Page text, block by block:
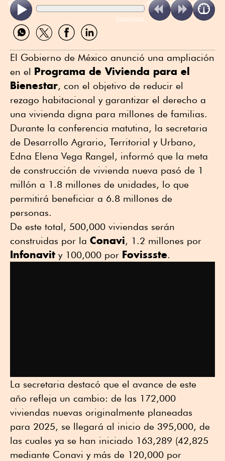
ReadSpeaker
Compartir
por
Compartir
por
Compartir
por
Compartir
por
El Gobierno de México anunció una ampliación
en el Programa de Vivienda para el
Bienestar, con el objetivo de reducir el
rezago habitacional y garantizar el derecho a
una vivienda digna para millones de familias.
Durante la conferencia matutina, la secretaria
de Desarrollo Agrario, Territorial y Urbano,
Edna Elena Vega Rangel, informó que la meta
de construcción de vivienda nueva pasó de 1
millón a 1.8 millones de unidades, lo que
permitirá beneficiar a 6.8 millones de
personas.
De este total, 500,000 viviendas serán
construidas por la Conavi, 1.2 millones por
Infonavit y 100,000 por Fovissste.
La secretaria destacó que el avance de este
año refleja un cambio: de las 172,000
viviendas nuevas originalmente planeadas
para 2025, se llegará al inicio de 395,000, de
las cuales ya se han iniciado 163,289 (42,825
mediante Conavi y más de 120,000 por